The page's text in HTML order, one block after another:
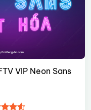
VIP Neon Sans